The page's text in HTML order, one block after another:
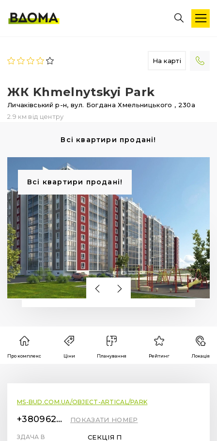
На карті
ЖК Khmelnytskyi Park
Личаківський р-н, вул. Богдана Хмельницького , 230а
2.9 км від центру
Всі квартири продані!
Всі квартири продані!
Про комплекс Ціни Планування Рейтинг Локація
MS-BUD.COM.UA/OBJECT-ARTICAL/PARK
+380962310011 ПОКАЗАТИ НОМЕР
ЗДАЧА В
СЕКЦІЯ П